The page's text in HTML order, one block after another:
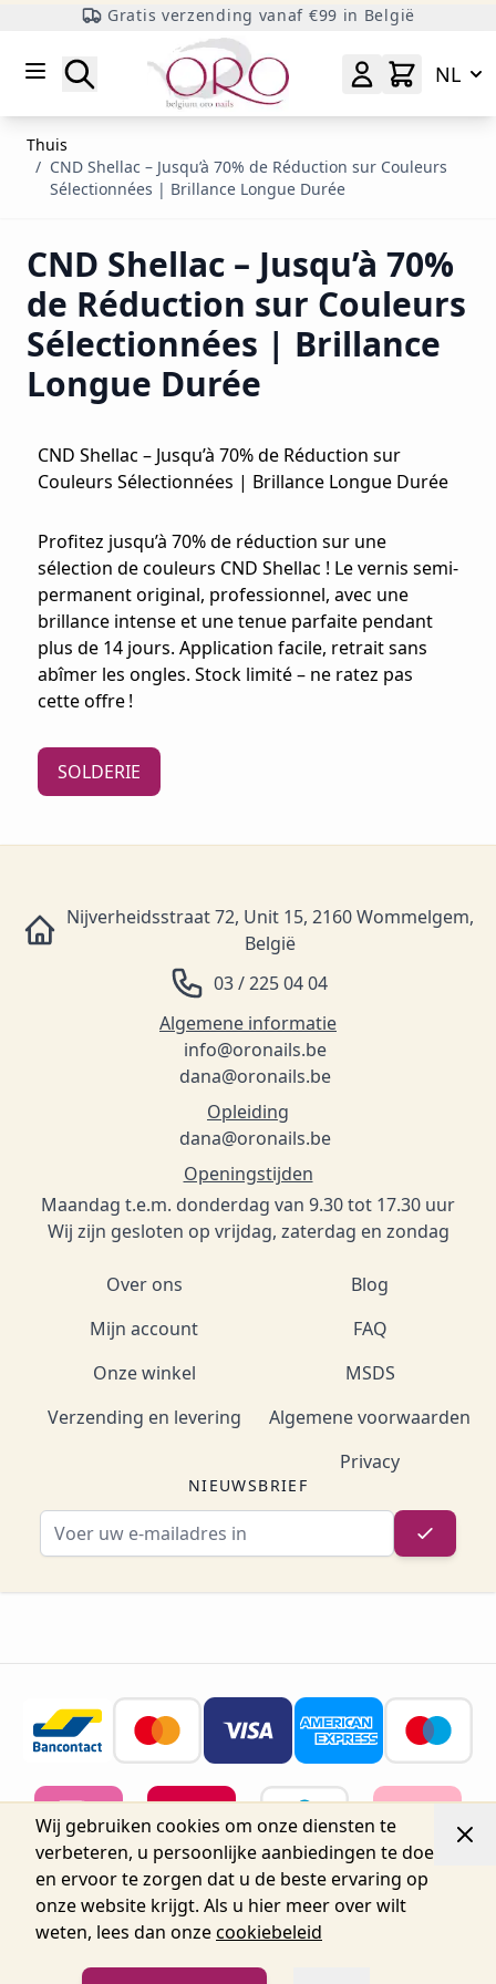
Wij gebruiken cookies om onze diensten te
verbeteren, u persoonlijke aanbiedingen te doen
en ervoor te zorgen dat u de beste ervaring op
onze website krijgt. Als u hier meer over wilt
weten, lees dan onzecookiebeleid
Gratis verzending vanaf €99 in België
Zoeken
NL
Thuis
/ CND Shellac – Jusqu’à 70% de Réduction sur Couleurs
Sélectionnées | Brillance Longue Durée
CND Shellac – Jusqu’à 70%
de Réduction sur Couleurs
Sélectionnées | Brillance
Longue Durée
CND Shellac – Jusqu’à 70% de Réduction sur
Couleurs Sélectionnées | Brillance Longue Durée
Profitez jusqu’à 70% de réduction sur une
sélection de couleurs CND Shellac ! Le vernis semi-
permanent original, professionnel, avec une
brillance intense et une tenue parfaite pendant
plus de 14 jours. Application facile, retrait sans
abîmer les ongles. Stock limité – ne ratez pas
cette offre !
SOLDERIE
Nijverheidsstraat 72, Unit 15, 2160 Wommelgem,
België
03 / 225 04 04
Algemene informatie
info@oronails.be
dana@oronails.be
Opleiding
dana@oronails.be
Openingstijden
Maandag t.e.m. donderdag van 9.30 tot 17.30 uur
Wij zijn gesloten op vrijdag, zaterdag en zondag
Over ons
Mijn account
Onze winkel
Verzending en levering
Blog
FAQ
MSDS
Algemene voorwaarden
Privacy
NIEUWSBRIEF
© 2026 Belgium Oro Nails.Nijverheidsstraat 72, Unit 15,
2160 Wommelgem, België tel.+32 3 225 04 04